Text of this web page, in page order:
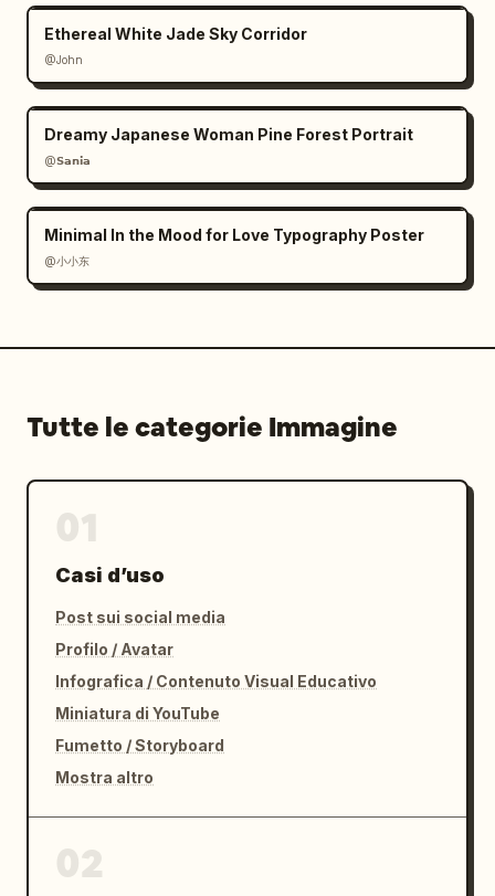
14–15s: termina in posizione eretta con un
rispettoso saluto finale, mani unite
all'altezza del petto
Lo stile di movimento è morbido, fluido,
controllato, con un'intenzione marziale
precisa piuttosto che aggressiva. Enfasi
sull'equilibrio, sul respiro e sulla
continuità. La telecamera è una ripresa
medio-larga fissa con un leggero tracking
lento, senza tagli.
Ethereal White Jade Sky Corridor
@John
Dreamy Japanese Woman Pine Forest Portrait
@𝗦𝗮𝗻𝗶𝗮
Minimal In the Mood for Love Typography Poster
@小小东
Tutte le categorie Immagine
Casi d’uso
Post sui social media
Profilo / Avatar
Infografica / Contenuto Visual Educativo
Miniatura di YouTube
Fumetto / Storyboard
Mostra altro